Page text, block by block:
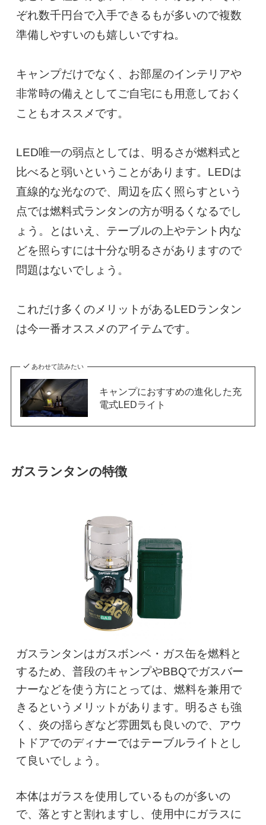
ぞれ数千円台で入手できるもが多いので複数
準備しやすいのも嬉しいですね。
キャンプだけでなく、お部屋のインテリアや
非常時の備えとしてご自宅にも用意しておく
こともオススメです。
LED唯一の弱点としては、明るさが燃料式と
比べると弱いということがあります。LEDは
直線的な光なので、周辺を広く照らすという
点では燃料式ランタンの方が明るくなるでし
ょう。とはいえ、テーブルの上やテント内な
どを照らすには十分な明るさがありますので
問題はないでしょう。
これだけ多くのメリットがあるLEDランタン
は今一番オススメのアイテムです。
あわせて読みたい
キャンプにおすすめの進化した充
電式LEDライト
ガスランタンの特徴
ガスランタンはガスボンベ・ガス缶を燃料と
するため、普段のキャンプやBBQでガスバー
ナーなどを使う方にとっては、燃料を兼用で
きるというメリットがあります。明るさも強
く、炎の揺らぎなど雰囲気も良いので、アウ
トドアでのディナーではテーブルライトとし
て良いでしょう。
本体はガラスを使用しているものが多いの
で、落とすと割れますし、使用中にガラスに